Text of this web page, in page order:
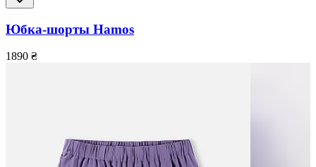
Юбка-шорты Hamos
1890 ₴